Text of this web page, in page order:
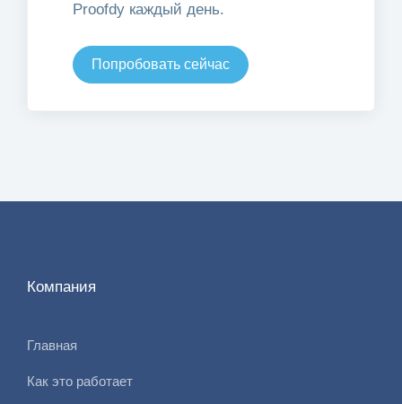
Proofdy каждый день.
Попробовать сейчас
Компания
Главная
Как это работает